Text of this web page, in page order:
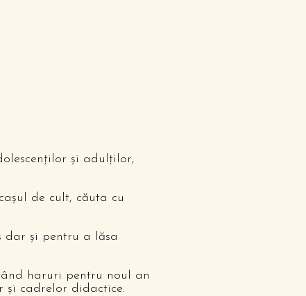
şi adulţilor,
de cult, căuta cu
şi pentru a lăsa
haruri pentru noul an
cadrelor didactice.